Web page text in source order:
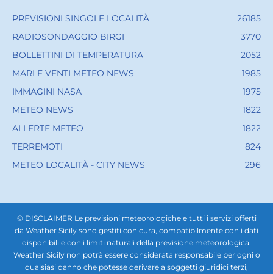
PREVISIONI SINGOLE LOCALITÀ
26185
RADIOSONDAGGIO BIRGI
3770
BOLLETTINI DI TEMPERATURA
2052
MARI E VENTI METEO NEWS
1985
IMMAGINI NASA
1975
METEO NEWS
1822
ALLERTE METEO
1822
TERREMOTI
824
METEO LOCALITÀ - CITY NEWS
296
© DISCLAIMER Le previsioni meteorologiche e tutti i servizi offerti
da Weather Sicily sono gestiti con cura, compatibilmente con i dati
disponibili e con i limiti naturali della previsione meteorologica.
Weather Sicily non potrà essere considerata responsabile per ogni o
qualsiasi danno che potesse derivare a soggetti giuridici terzi,